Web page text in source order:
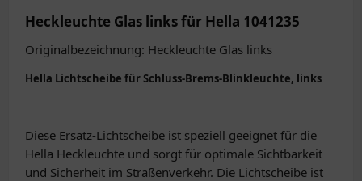
Heckleuchte Glas links für Hella 1041235
Originalbezeichnung: Heckleuchte Glas links
Hella Lichtscheibe für Schluss-Brems-Blinkleuchte, links
Diese Ersatz-Lichtscheibe ist speziell geeignet für die
Hella Heckleuchte und sorgt für optimale Sichtbarkeit
und Sicherheit im Straßenverkehr. Die Lichtscheibe ist